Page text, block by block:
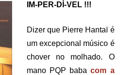
IM-PER-DÍ-VEL !!!
Dizer que Pierre Hantaï é
um excepcional músico é
chover no molhado. O
mano PQP babacom a